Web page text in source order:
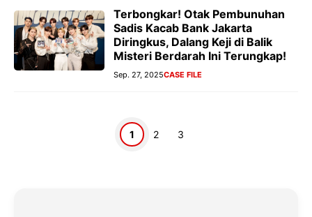
Terbongkar! Otak Pembunuhan
Sadis Kacab Bank Jakarta
Diringkus, Dalang Keji di Balik
Misteri Berdarah Ini Terungkap!
Sep. 27, 2025CASE FILE
Halaman
1 Halaman
2 Halaman
3